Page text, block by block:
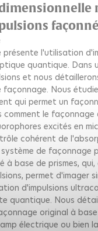
l'utilisation
quantique. Dans
et nous
Nous
qui permet un
comment le
excités en
cohérent de
de façonnage
à base de prismes,
permet d'imager
d'impulsions
quantique. Nous
original à
électrique ou bien